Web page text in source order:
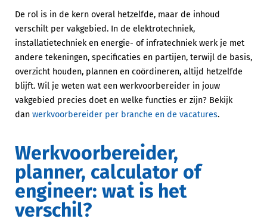
De rol is in de kern overal hetzelfde, maar de inhoud
verschilt per vakgebied. In de elektrotechniek,
installatietechniek en energie- of infratechniek werk je met
andere tekeningen, specificaties en partijen, terwijl de basis,
overzicht houden, plannen en coördineren, altijd hetzelfde
blijft. Wil je weten wat een werkvoorbereider in jouw
vakgebied precies doet en welke functies er zijn? Bekijk
dan werkvoorbereider per branche en de vacatures.
Werkvoorbereider,
planner, calculator of
engineer: wat is het
verschil?